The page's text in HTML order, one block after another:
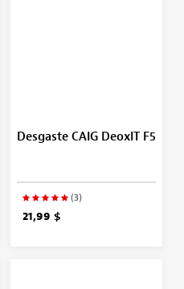
Desgaste CAIG DeoxIT F5
(3)
21,99 $